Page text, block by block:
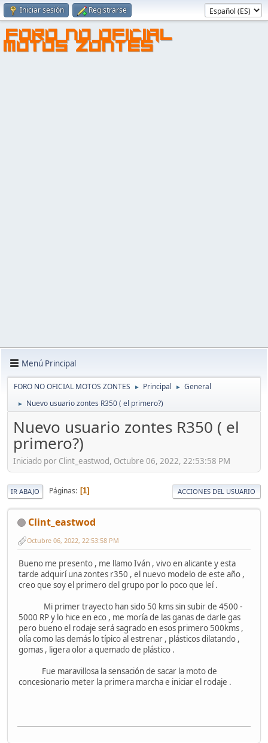
Iniciar sesión Registrarse
FORO NO OFICIAL
MOTOS ZONTES
Menú Principal
FORO NO OFICIAL MOTOS ZONTES ► Principal ► General
► Nuevo usuario zontes R350 ( el primero?)
Nuevo usuario zontes R350 ( el
primero?)
Iniciado por Clint_eastwod, Octubre 06, 2022, 22:53:58 PM
IR ABAJO Páginas 1 ACCIONES DEL USUARIO
Clint_eastwod
Octubre 06, 2022, 22:53:58 PM
Bueno me presento , me llamo Iván , vivo en alicante y esta
tarde adquirí una zontes r350 , el nuevo modelo de este año ,
creo que soy el primero del grupo por lo poco que leí .
Mi primer trayecto han sido 50 kms sin subir de 4500 -
5000 RP y lo hice en eco , me moría de las ganas de darle gas
pero bueno el rodaje será sagrado en esos primero 500kms ,
olía como las demás lo típico al estrenar , plásticos dilatando ,
gomas , ligera olor a quemado de plástico .
Fue maravillosa la sensación de sacar la moto de
concesionario meter la primera marcha e iniciar el rodaje .